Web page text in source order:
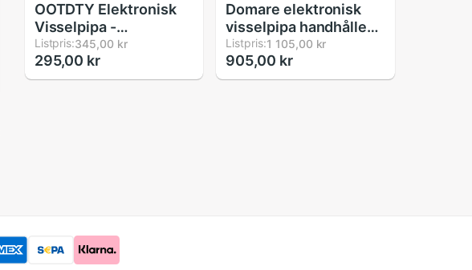
OOTDTY Elektronisk
Visselpipa -
Handhållen 3 Toner
med Snodd för Sport
Basket
Listpris:345,00 kr
295,00 kr
Domare elektronisk
visselpipa handhållen
utomhus räddning
basket fotboll
volleyboll sport
Listpris:1 105,00 kr
905,00 kr